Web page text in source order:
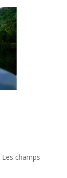
Les champs